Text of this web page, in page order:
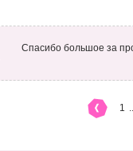
Спасибо большое за
1